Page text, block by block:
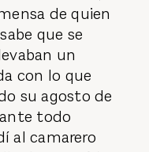
de quien
que se
un
con lo que
su agosto de
todo
al camarero